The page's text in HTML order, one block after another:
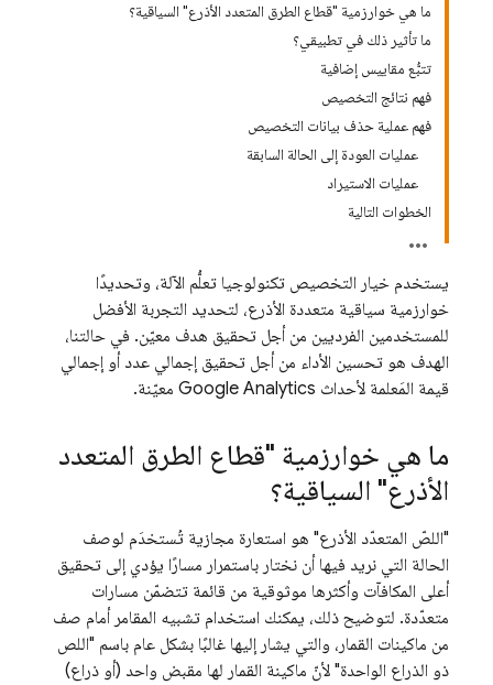
ما هي خوارزمية "قطاع الطرق المتعدد الأذرع" السياقية؟
ما تأثير ذلك في تطبيقي؟
تتبُّع مقاييس إضافية
فهم نتائج التخصيص
فهم عملية حذف بيانات التخصيص
عمليات العودة إلى الحالة السابقة
عمليات الاستيراد
الخطوات التالية
يستخدم خيار التخصيص تكنولوجيا تعلُّم الآلة، وتحديدًا
خوارزمية سياقية متعددة الأذرع، لتحديد التجربة الأفضل
للمستخدمين الفرديين من أجل تحقيق هدف معيّن. في حالتنا،
الهدف هو تحسين الأداء من أجل تحقيق إجمالي عدد أو إجمالي
قيمة المَعلمة لأحداث Google Analytics معيّنة.
ما هي خوارزمية "قطاع الطرق المتعدد
الأذرع" السياقية؟
"اللصّ المتعدّد الأذرع" هو استعارة مجازية تُستخدَم لوصف
الحالة التي نريد فيها أن نختار باستمرار مسارًا يؤدي إلى تحقيق
أعلى المكافآت وأكثرها موثوقية من قائمة تتضمّن مسارات
متعدّدة. لتوضيح ذلك، يمكنك استخدام تشبيه المقامر أمام صف
من ماكينات القمار، والتي يشار إليها غالبًا بشكل عام باسم "اللص
ذو الذراع الواحدة" لأنّ ماكينة القمار لها مقبض واحد (أو ذراع)